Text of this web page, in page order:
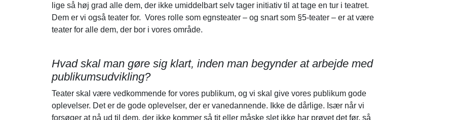
lige så høj grad alle dem, der ikke umiddelbart selv tager initiativ til at tage en tur i teatret.
Dem er vi også teater for. Vores rolle som egnsteater – og snart som §5-teater – er at være
teater for alle dem, der bor i vores område.
Hvad skal man gøre sig klart, inden man begynder at arbejde med
publikumsudvikling?
Teater skal være vedkommende for vores publikum, og vi skal give vores publikum gode
oplevelser. Det er de gode oplevelser, der er vanedannende. Ikke de dårlige. Især når vi
forsøger at nå ud til dem, der ikke kommer så tit eller måske slet ikke har prøvet det før, så